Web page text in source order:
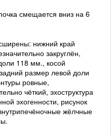
смещается вниз на 6
нижний край
закруглён,
118 мм., косой
размер левой доли
ровные,
чёткий, эхоструктура
эхогенности, рисунок
жёлчные